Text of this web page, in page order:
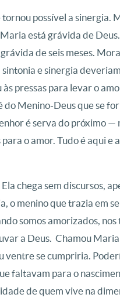
possível a sinergia.
está grávida de
de seis meses.
e sinergia
pressas para levar o
do Menino-Deus que se
é serva do próximo —
o amor. Tudo é aqui e
chega sem discursos,
o menino que trazia em
somos amorizados,
a Deus. Chamou
ventre se cumpriria.
faltavam para o
de quem vive na